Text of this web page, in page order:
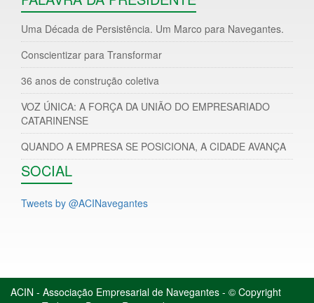
Uma Década de Persistência. Um Marco para Navegantes.
Conscientizar para Transformar
36 anos de construção coletiva
VOZ ÚNICA: A FORÇA DA UNIÃO DO EMPRESARIADO
CATARINENSE
QUANDO A EMPRESA SE POSICIONA, A CIDADE AVANÇA
SOCIAL
Tweets by @ACINavegantes
ACIN - Associação Empresarial de Navegantes - © Copyright